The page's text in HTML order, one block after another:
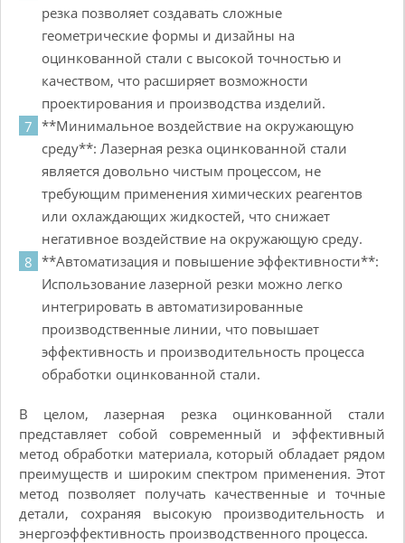
резка позволяет создавать сложные
геометрические формы и дизайны на
оцинкованной стали с высокой точностью и
качеством, что расширяет возможности
проектирования и производства изделий.
**Минимальное воздействие на окружающую
среду**: Лазерная резка оцинкованной стали
является довольно чистым процессом, не
требующим применения химических реагентов
или охлаждающих жидкостей, что снижает
негативное воздействие на окружающую среду.
**Автоматизация и повышение эффективности**:
Использование лазерной резки можно легко
интегрировать в автоматизированные
производственные линии, что повышает
эффективность и производительность процесса
обработки оцинкованной стали.
В целом, лазерная резка оцинкованной стали
представляет собой современный и эффективный
метод обработки материала, который обладает рядом
преимуществ и широким спектром применения. Этот
метод позволяет получать качественные и точные
детали, сохраняя высокую производительность и
энергоэффективность производственного процесса.